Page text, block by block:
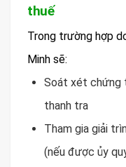
thuế
Trong trường hợp
Minh sẽ:
Soát xét chứng
thanh tra
Tham gia giải
(nếu được ủy